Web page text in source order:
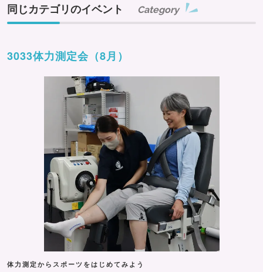
同じカテゴリのイベント Category
3033体力測定会（8月）
体力測定からスポーツをはじめてみよう